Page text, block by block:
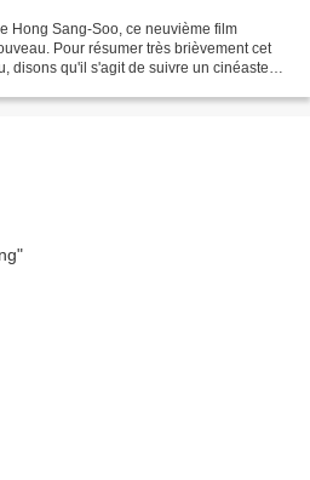
Hong Sang-Soo, ce neuvième film
Pour résumer très brièvement cet
disons qu'il s'agit de suivre un cinéaste